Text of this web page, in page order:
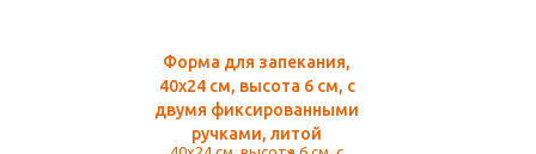
Форма для запекания,
40x24 см, высота 6 см, с
двумя фиксированными
ручками, литой